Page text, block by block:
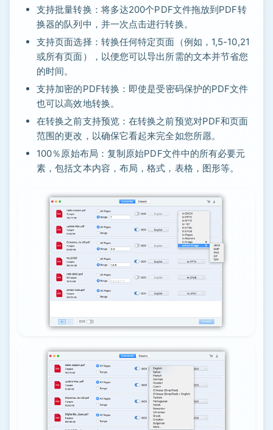
支持批量转换：将多达200个PDF文件拖放到PDF转
换器的队列中，并一次点击进行转换。
支持页面选择：转换任何特定页面（例如，1,5-10,21
或所有页面），以便您可以导出所需的文本并节省您
的时间。
支持加密的PDF转换：即使是受密码保护的PDF文件
也可以高效地转换。
在转换之前支持预览：在转换之前预览对PDF和页面
范围的更改，以确保它看起来完全如您所愿。
100％原始布局：复制原始PDF文件中的所有必要元
素，包括文本内容，布局，格式，表格，图形等。